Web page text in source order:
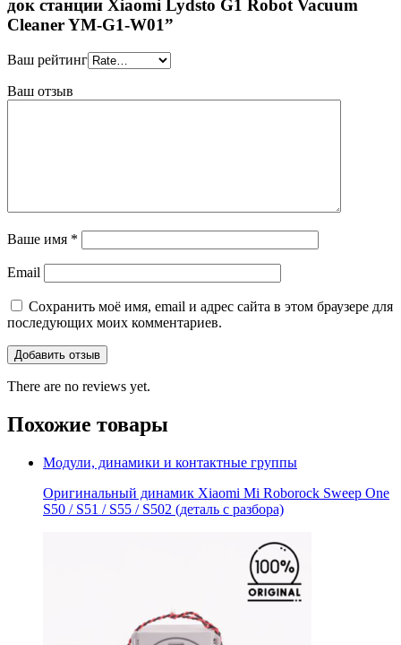
док станции Xiaomi Lydsto G1 Robot Vacuum
Cleaner YM-G1-W01”
Ваш рейтинг
Ваш отзыв
Ваше имя *
Email
Сохранить моё имя, email и адрес сайта в этом браузере для
последующих моих комментариев.
There are no reviews yet.
Похожие товары
Модули, динамики и контактные группы
Оригинальный динамик Xiaomi Mi Roborock Sweep One
S50 / S51 / S55 / S502 (деталь с разбора)